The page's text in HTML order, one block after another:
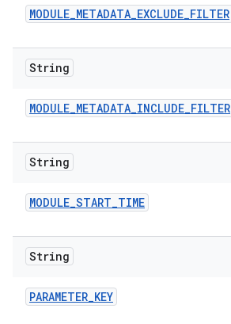
MODULE_METADATA_EXCLUDE_FILTER
String
MODULE_METADATA_INCLUDE_FILTER
String
MODULE_START_TIME
String
PARAMETER_KEY